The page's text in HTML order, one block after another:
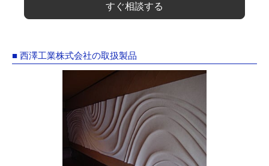
すぐ相談する
■ 西澤工業株式会社の取扱製品